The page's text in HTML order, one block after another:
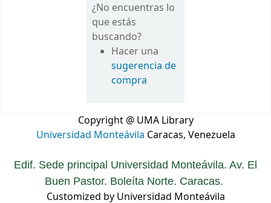
¿No encuentras lo
que estás
buscando?
Hacer una
sugerencia de
compra
Copyright @ UMA Library
Universidad Monteávila Caracas, Venezuela
Edif. Sede principal Universidad Monteávila. Av. El
Buen Pastor. Boleíta Norte. Caracas.
Customized by Universidad Monteávila